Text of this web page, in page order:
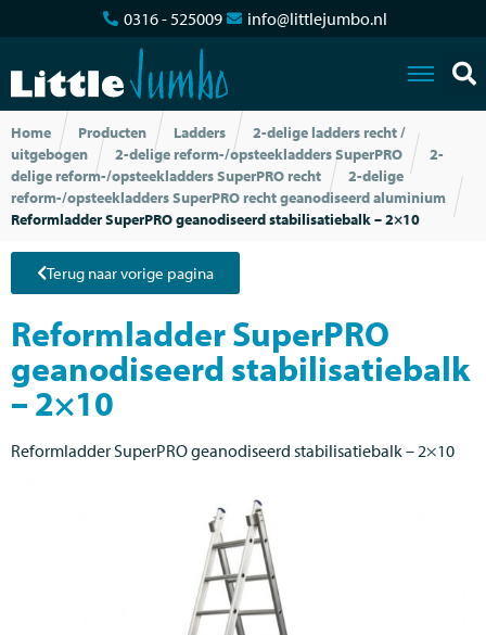
0316 - 525009 info@littlejumbo.nl
Home Producten Ladders
2-delige ladders recht /
uitgebogen
2-delige reform-/opsteekladders SuperPRO
2-
delige reform-/opsteekladders SuperPRO recht
2-delige
reform-/opsteekladders SuperPRO recht geanodiseerd aluminium
Reformladder SuperPRO geanodiseerd stabilisatiebalk – 2×10
Terug naar vorige pagina
Reformladder SuperPRO
geanodiseerd stabilisatiebalk
– 2×10
Reformladder SuperPRO geanodiseerd stabilisatiebalk – 2×10